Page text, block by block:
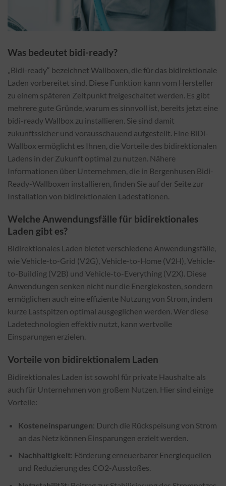
Was bedeutet bidi-ready?
„Bidi-ready“ bezeichnet Wallboxen, die für das bidirektionale
Laden vorbereitet sind. Diese Funktion kann vom Hersteller
zu einem späteren Zeitpunkt freigeschaltet werden. Es gibt
mehrere gute Gründe, warum es sinnvoll ist, bereits jetzt eine
bidi-ready Wallbox zu installieren. Sie sind damit
zukunftssicher und vorausschauend aufgestellt. Eine BiDi-
Wallbox ermöglicht es Ihnen, die Vorteile des bidirektionalen
Ladens in der Zukunft optimal zu nutzen. Nähere
Informationen über Unternehmen, die in Bergenhusen Bidi-
Ready-Wallboxen installieren, finden Sie auf der Seite zur
Installation von bidirektionalen Ladestationen.
Welche Anwendungsfälle für bidirektionales
Laden gibt es?
Bidirektionales Laden bietet verschiedene Anwendungsfälle,
wie Vehicle-to-Grid (V2G), Vehicle-to-Home (V2H), Vehicle-
to-Building (V2B) und Vehicle-to-Everything (V2X). Diese
Anwendungen senken nicht nur die Energiekosten, sondern
ermöglichen auch eine effiziente Nutzung von Strom, indem
kurze Lastspitzen optimal ausgeglichen werden. Wer diese
Ladetechnologien effektiv nutzt, kann wertvolle
Einsparungen erzielen.
Vorteile von bidirektionalem Laden
Bidirektionales Laden ist sowohl für private Haushalte als
auch für Unternehmen von großem Nutzen. Hier sind einige
Vorteile:
Kosteneinsparungen: Durch die Rückspeisung von Strom
an das Netz können Einsparungen erzielt werden.
Nachhaltigkeit: Förderung erneuerbarer Energiequellen
und Reduzierung des CO2-Ausstoßes.